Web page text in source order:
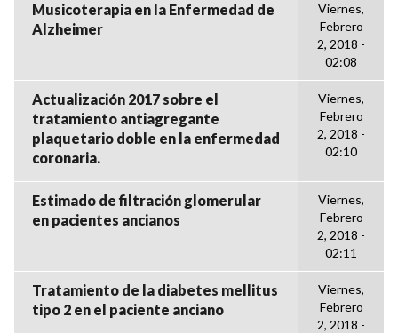
Musicoterapia en la Enfermedad de
Alzheimer
Viernes,
Febrero
2, 2018 -
02:08
Actualización 2017 sobre el
tratamiento antiagregante
plaquetario doble en la enfermedad
coronaria.
Viernes,
Febrero
2, 2018 -
02:10
Estimado de filtración glomerular
en pacientes ancianos
Viernes,
Febrero
2, 2018 -
02:11
Tratamiento de la diabetes mellitus
tipo 2 en el paciente anciano
Viernes,
Febrero
2, 2018 -